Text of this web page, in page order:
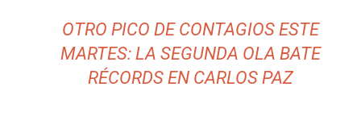
OTRO PICO DE CONTAGIOS ESTE
MARTES: LA SEGUNDA OLA BATE
RÉCORDS EN CARLOS PAZ